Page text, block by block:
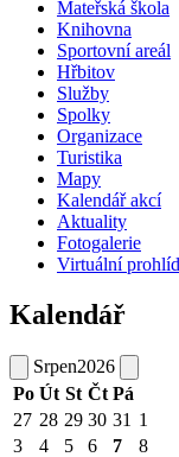
Mateřská škola
Knihovna
Sportovní areál
Hřbitov
Služby
Spolky
Organizace
Turistika
Mapy
Kalendář akcí
Aktuality
Fotogalerie
Virtuální
Kalendář
Srpen2026
Po Út St Čt Pá
27 28 29 30 31 1
3
4 5 6 7 8